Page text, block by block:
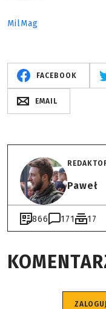
MilMag
FACEBOOK
EMAIL
Paweł
866 171 17